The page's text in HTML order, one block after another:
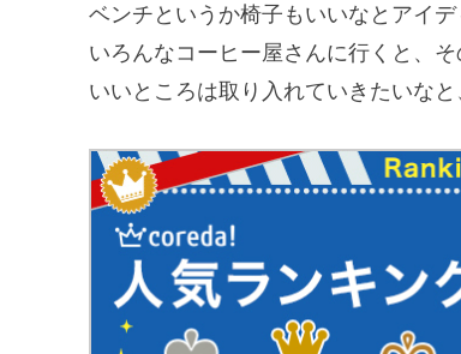
ベンチというか椅子もいいなとアイデ
いろんなコーヒー屋さんに行くと、
いいところは取り入れていきたいなと